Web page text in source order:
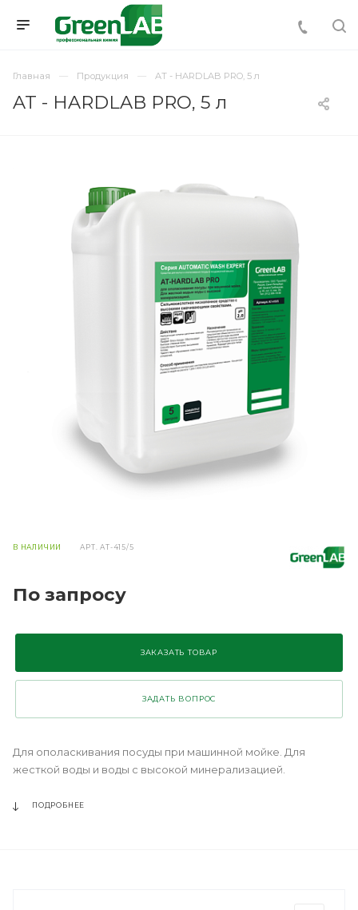
Главная Продукция AT - HARDLAB PRO, 5 л
AT - HARDLAB PRO, 5 л
В НАЛИЧИИ АРТ.АТ-415/5
По запросу
ЗАКАЗАТЬ ТОВАР
ЗАДАТЬ ВОПРОС
Для ополаскивания посуды при машинной мойке. Для
жесткой воды и воды с высокой минерализацией.
ПОДРОБНЕЕ